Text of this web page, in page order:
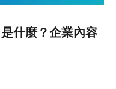
什麼？企業內容